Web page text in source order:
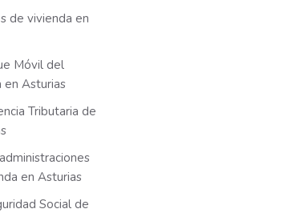
de vivienda en
Móvil del
en Asturias
Tributaria de
en Asturias
Social de